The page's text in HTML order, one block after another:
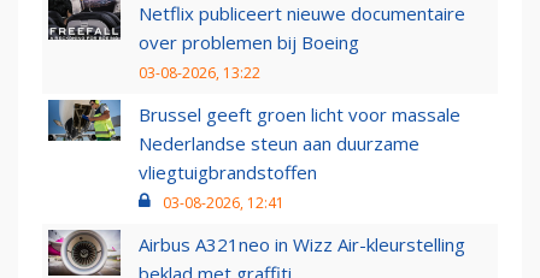
Netflix publiceert nieuwe documentaire
over problemen bij Boeing
03-08-2026, 13:22
Brussel geeft groen licht voor massale
Nederlandse steun aan duurzame
vliegtuigbrandstoffen
03-08-2026, 12:41
Airbus A321neo in Wizz Air-kleurstelling